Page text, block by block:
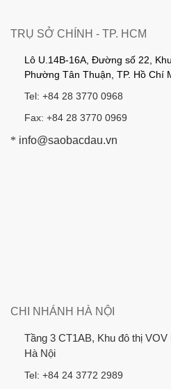
TRỤ SỞ CHÍNH - TP. HCM
Lô U.14B-16A, Đường số 22,
Phường Tân Thuận, TP. Hồ Chí
Tel: +84 28 3770 0968
Fax: +84 28 3770 0969
* info@saobacdau.vn
CHI NHÁNH HÀ NỘI
Tầng 3 CT1AB, Khu đô thị
Hà Nội
Tel: +84 24 3772 2989